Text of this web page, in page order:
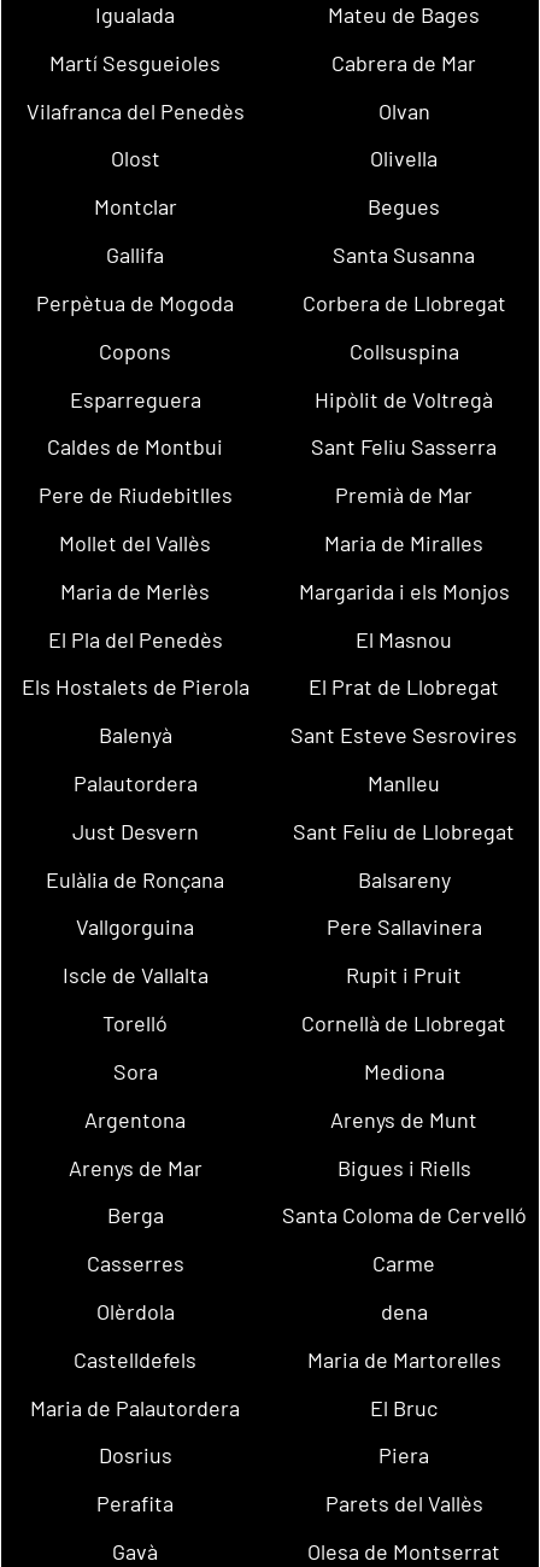
Igualada
Mateu de Bages
Martí Sesgueioles
Cabrera de Mar
Vilafranca del Penedès
Olvan
Olost
Olivella
Montclar
Begues
Gallifa
Santa Susanna
Perpètua de Mogoda
Corbera de Llobregat
Copons
Collsuspina
Esparreguera
Hipòlit de Voltregà
Caldes de Montbui
Sant Feliu Sasserra
Pere de Riudebitlles
Premià de Mar
Mollet del Vallès
Maria de Miralles
Maria de Merlès
Margarida i els Monjos
El Pla del Penedès
El Masnou
Els Hostalets de Pierola
El Prat de Llobregat
Balenyà
Sant Esteve Sesrovires
Palautordera
Manlleu
Just Desvern
Sant Feliu de Llobregat
Eulàlia de Ronçana
Balsareny
Vallgorguina
Pere Sallavinera
Iscle de Vallalta
Rupit i Pruit
Torelló
Cornellà de Llobregat
Sora
Mediona
Argentona
Arenys de Munt
Arenys de Mar
Bigues i Riells
Berga
Santa Coloma de Cervelló
Casserres
Carme
Olèrdola
dena
Castelldefels
Maria de Martorelles
Maria de Palautordera
El Bruc
Dosrius
Piera
Perafita
Parets del Vallès
Gavà
Olesa de Montserrat